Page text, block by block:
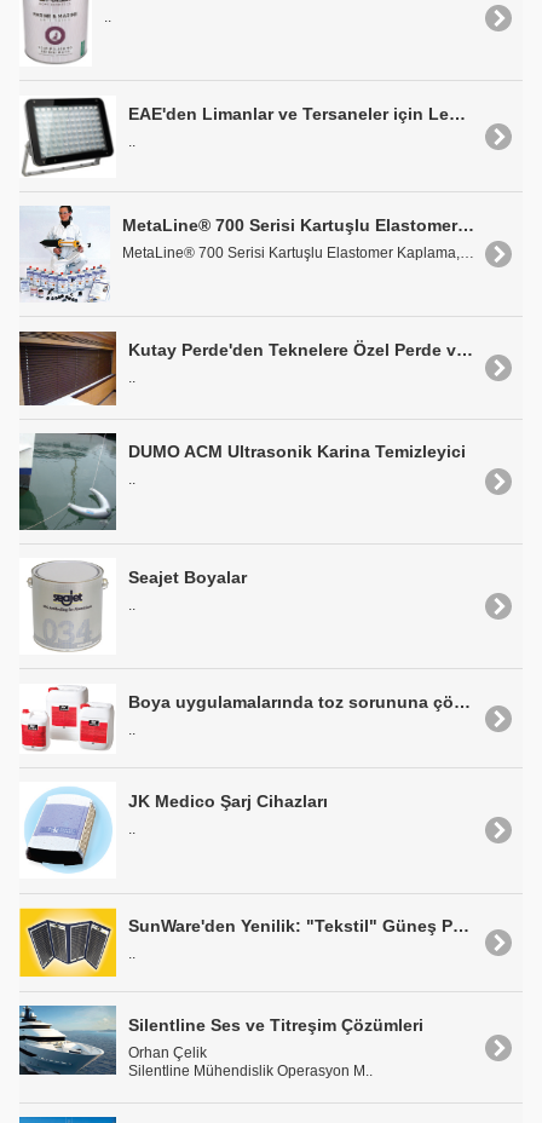
EAE'den Limanlar ve Tersaneler için Led Aydınlatma Armatürü MEGALİT
..
MetaLine® 700 Serisi Kartuşlu Elastomer Kaplama
Kutay Perde'den Teknelere Özel Perde ve Jaluzi Sistemleri
..
DUMO ACM Ultrasonik Karina Temizleyici
..
Seajet Boyalar
Boya uygulamalarında toz sorununa çözüm: COLAD ANTI-DUST
..
JK Medico Şarj Cihazları
..
SunWare'den Yenilik: "Tekstil" Güneş Panelleri
..
Silentline Ses ve Titreşim Çözümleri
Orhan Çelik
Silentline Mühendislik Operasyon M..